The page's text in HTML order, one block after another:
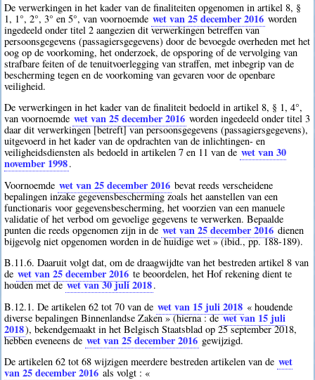
De verwerkingen in het kader van de finaliteiten opgenomen in artikel 8, §
1, 1°, 2°, 3° en 5°, van voornoemde wet van 25 december 2016 worden
ingedeeld onder titel 2 aangezien dit verwerkingen betreffen van
persoonsgegevens (passagiersgegevens) door de bevoegde overheden met het
oog op de voorkoming, het onderzoek, de opsporing of de vervolging van
strafbare feiten of de tenuitvoerlegging van straffen, met inbegrip van de
bescherming tegen en de voorkoming van gevaren voor de openbare
veiligheid.
De verwerkingen in het kader van de finaliteit bedoeld in artikel 8, § 1, 4°,
van voornoemde wet van 25 december 2016 worden ingedeeld onder titel 3
daar dit verwerkingen [betreft] van persoonsgegevens (passagiersgegevens),
uitgevoerd in het kader van de opdrachten van de inlichtingen- en
veiligheidsdiensten als bedoeld in artikelen 7 en 11 van de wet van 30
november 1998.
Voornoemde wet van 25 december 2016 bevat reeds verscheidene
bepalingen inzake gegevensbescherming zoals het aanstellen van een
functionaris voor gegevensbescherming, het voorzien van een manuele
validatie of het verbod om gevoelige gegevens te verwerken. Bepaalde
punten die reeds opgenomen zijn in de wet van 25 december 2016 dienen
bijgevolg niet opgenomen worden in de huidige wet » (ibid., pp. 188-189).
B.11.6. Daaruit volgt dat, om de draagwijdte van het bestreden artikel 8 van
de wet van 25 december 2016 te beoordelen, het Hof rekening dient te
houden met dewet van 30 juli 2018.
B.12.1. De artikelen 62 tot 70 van de wet van 15 juli 2018 « houdende
diverse bepalingen Binnenlandse Zaken » (hierna : dewet van 15 juli
2018), bekendgemaakt in het Belgisch Staatsblad op 25 september 2018,
hebben eveneens de wet van 25 december 2016 gewijzigd.
De artikelen 62 tot 68 wijzigen meerdere bestreden artikelen van de wet
van 25 december 2016 als volgt : «